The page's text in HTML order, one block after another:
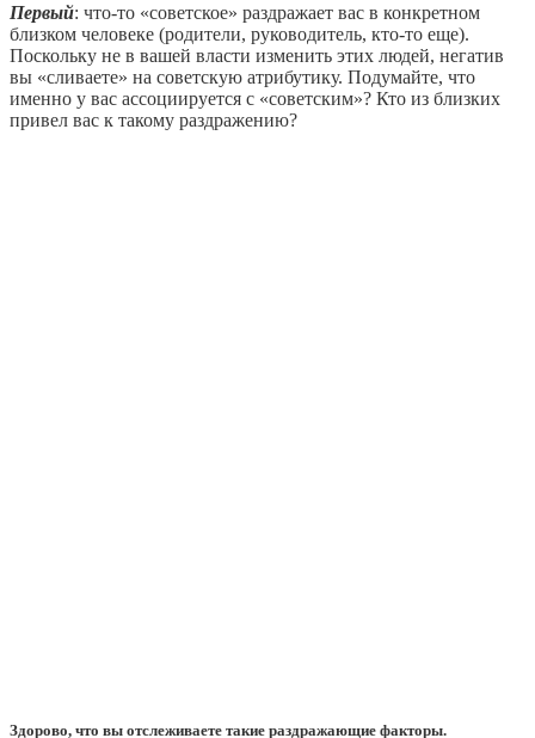
Первый: что-то «советское» раздражает вас в конкретном
близком человеке (родители, руководитель, кто-то еще).
Поскольку не в вашей власти изменить этих людей, негатив
вы «сливаете» на советскую атрибутику. Подумайте, что
именно у вас ассоциируется с «советским»? Кто из близких
привел вас к такому раздражению?
Здорово, что вы отслеживаете такие раздражающие факторы.